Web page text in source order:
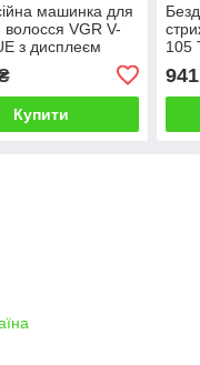
машинка для
волосся VGR V-
з дисплеєм
1,5-24 мм
Купити
105
941